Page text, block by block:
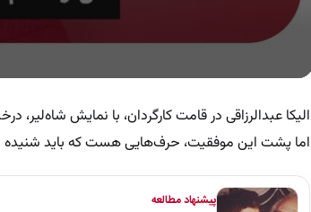
الیکا عبدالرزاقی در قامت کارگردان، با نمایش شاه‌لیر،
اما پشت این موفقیت، حرف‌هایی هست که باید
پیشنهاد مطالعه